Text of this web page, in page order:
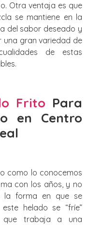
Otra ventaja es que
se mantiene en la
del sabor deseado y
una gran variedad de
de estas
Frito Para
en Centro
como lo conocemos
con los años, y no
la forma en que se
helado se “fríe”
que trabaja a una